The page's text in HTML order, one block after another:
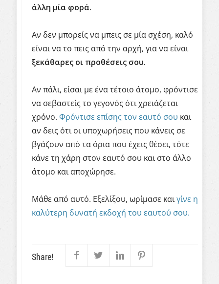
άλλη μία φορά.
Αν δεν μπορείς να μπεις σε μία σχέση, καλό
είναι να το πεις από την αρχή, για να είναι
ξεκάθαρες οι προθέσεις σου.
Αν πάλι, είσαι με ένα τέτοιο άτομο, φρόντισε
να σεβαστείς το γεγονός ότι χρειάζεται
χρόνο. Φρόντισε επίσης τον εαυτό σου και
αν δεις ότι οι υποχωρήσεις που κάνεις σε
βγάζουν από τα όρια που έχεις θέσει, τότε
κάνε τη χάρη στον εαυτό σου και στο άλλο
άτομο και αποχώρησε.
Μάθε από αυτό. Εξελίξου, ωρίμασε καιγίνε η
καλύτερη δυνατή εκδοχή του εαυτού σου.
Share!